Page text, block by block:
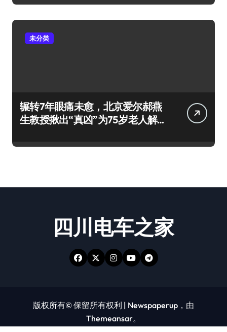
未分类
辗转7年眼痛未愈，北京爱尔郝燕
生教授揪出“真凶”为75岁老人解
四川电车之家
版权所有© 保留所有权利 | Newspaperup ，由
Themeansar。